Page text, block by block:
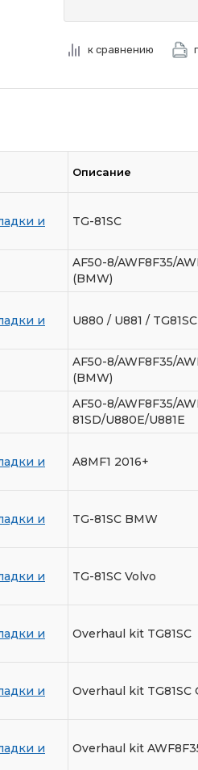
к сравнению
Описание
и
TG-81SC
AF50-8/AWF8F35/
(BMW)
и
U880 / U881 /
AF50-8/AWF8F35/
(BMW)
AF50-8/AWF8F35/
81SD/U880E/U881E
и
A8MF1 2016+
и
TG-81SC BMW
и
TG-81SC Volvo
и
Overhaul kit TG81SC
и
Overhaul kit TG81SC
и
Overhaul kit